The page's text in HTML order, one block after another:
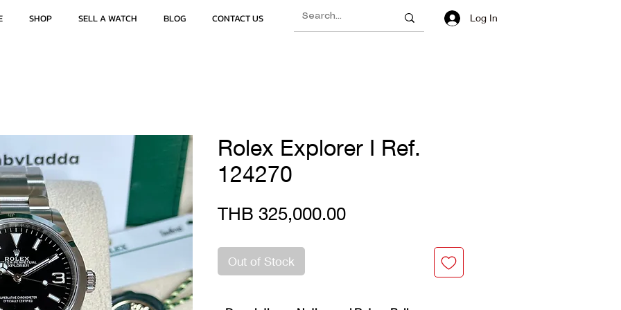
SHOP SELL A WATCH BLOG CONTACT US Log In
Rolex Explorer I Ref.
124270
THB 325,000.00Price
Out of Stock